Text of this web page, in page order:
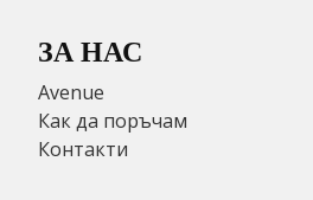
ЗА НАС
Avenue
Как да поръчам
Контакти